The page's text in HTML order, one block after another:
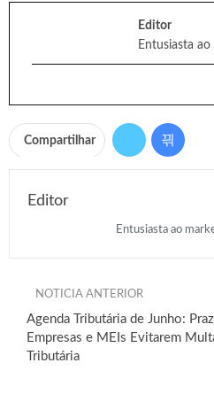
Editor
Entusiasta
Compartilhar
Editor
Entusiasta ao
NOTICIA ANTERIOR
Agenda Tributária de Junho:
Empresas e MEIs Evitarem
Tributária